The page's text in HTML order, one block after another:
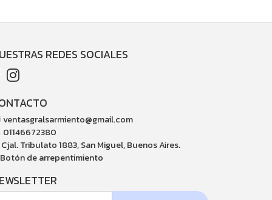
REDES SOCIALES
ventasgralsarmiento@gmail.com
01146672380
Cjal. Tribulato 1883, San Miguel, Buenos Aires.
Botón de arrepentimiento